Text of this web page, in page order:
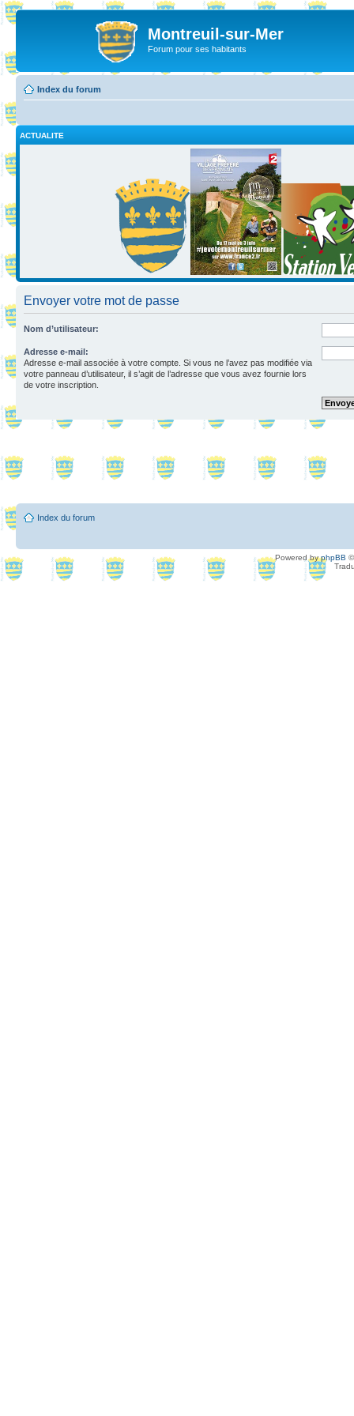
Montreuil-sur-Mer
Forum pour ses habitants
Index du forum
ACTUALITE
Envoyer votre mot de passe
Nom d’utilisateur:
Adresse e-mail:
Adresse e-mail associée à votre compte. Si vous ne l’avez pas modifiée via
votre panneau d’utilisateur, il s’agit de l’adresse que vous avez fournie lors
de votre inscription.
Index du forum
Powered byphpBB